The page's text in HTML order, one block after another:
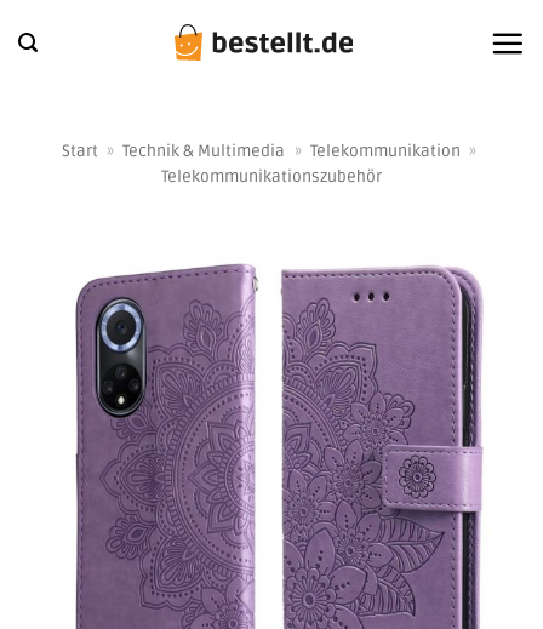
Inhalt
Start » Technik & Multimedia » Telekommunikation »
Telekommunikationszubehör